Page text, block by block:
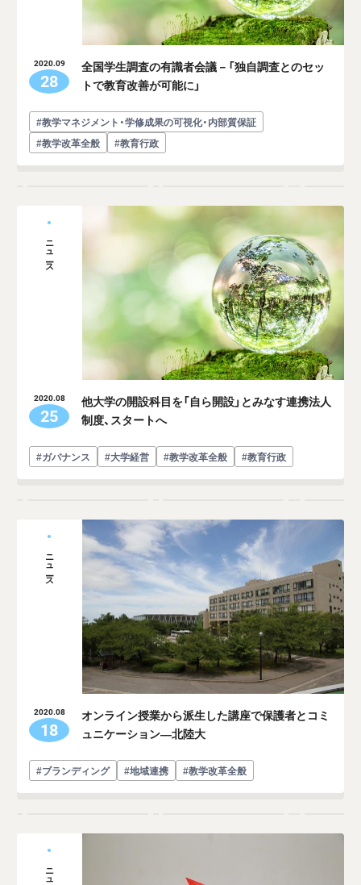
2020.09
28
全国学生調査の有識者会議－「独自調査とのセッ
トで教育改善が可能に」
#教学マネジメント・学修成果の可視化・内部質保証
#教学改革全般
#教育行政
ニュース
2020.08
25
他大学の開設科目を「自ら開設」とみなす連携法人
制度、スタートへ
#ガバナンス #大学経営 #教学改革全般 #教育行政
ニュース
2020.08
18
オンライン授業から派生した講座で保護者とコミ
ュニケーション―北陸大
#ブランディング #地域連携 #教学改革全般